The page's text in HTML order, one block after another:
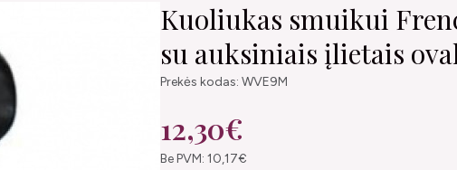
Kuoliukas smuikui
su auksiniais įlietais
Prekės kodas: WVE9M
12,30€
Be PVM: 10,17€